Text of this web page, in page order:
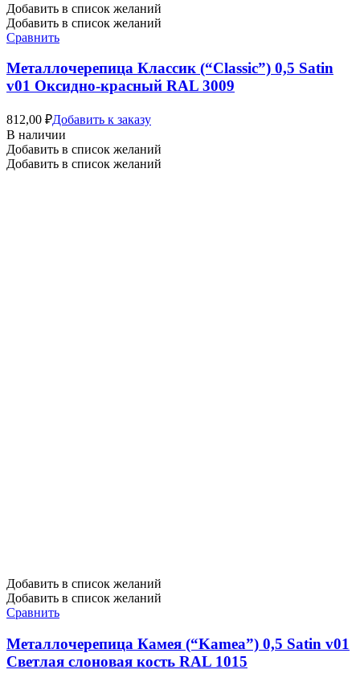
Добавить в список желаний
Добавить в список желаний
Сравнить
Металлочерепица Классик (“Classic”) 0,5 Satin
v01 Оксидно-красный RAL 3009
812,00 ₽Добавить к заказу
В наличии
Добавить в список желаний
Добавить в список желаний
Добавить в список желаний
Добавить в список желаний
Сравнить
Металлочерепица Камея (“Kamea”) 0,5 Satin v01
Светлая слоновая кость RAL 1015